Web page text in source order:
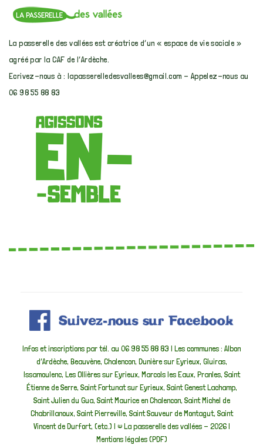
La passerelle des vallées est créatrice d’un « espace de vie sociale »
agréé par la CAF de l’Ardèche.
Ecrivez-nous à : lapasserelledesvallees@gmail.com - Appelez-nous au
06 98 55 88 83
Infos et inscriptions par tél. au 06 98 55 88 83 | Les communes : Albon
d’Ardèche, Beauvène, Chalencon, Dunière sur Eyrieux, Gluiras,
Issamoulenc, Les Ollières sur Eyrieux, Marcols les Eaux, Pranles, Saint
Étienne de Serre, Saint Fortunat sur Eyrieux, Saint Genest Lachamp,
Saint Julien du Gua, Saint Maurice en Chalencon, Saint Michel de
Chabrillanoux, Saint Pierreville, Saint Sauveur de Montagut, Saint
Vincent de Durfort, (etc.) | ©La passerelle des vallées- 2026 |
Mentions légales (PDF)